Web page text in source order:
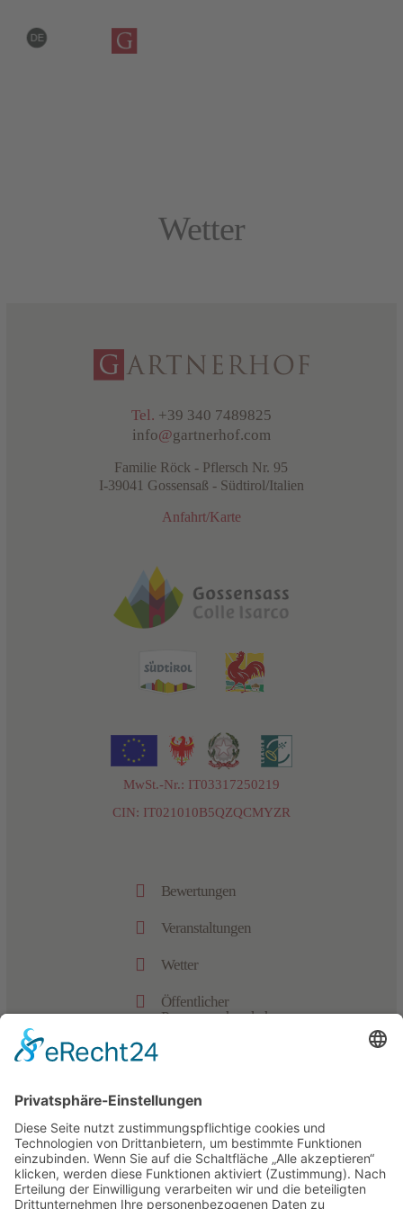
DE
Wetter
Tel. +39 340 7489825
info@gartnerhof.com
Familie Röck - Pflersch Nr. 95
I-39041 Gossensaß - Südtirol/Italien
Anfahrt/Karte
MwSt.-Nr.: IT03317250219
CIN: IT021010B5QZQCMYZR
 Bewertungen
 Veranstaltungen
 Wetter

Öffentlicher
Personennahverkehr

 Impressum
powered by trend-media